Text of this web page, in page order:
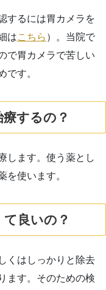
するには胃カメラを
はこちら ）。当院で
で胃カメラで苦しい
です。
するの？
します。使う薬とし
を使います。
良いの？
くはしっかりと除去
ます。そのための検